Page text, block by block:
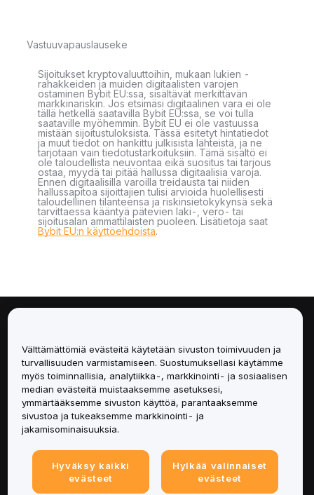
Vastuuvapauslauseke
Sijoitukset kryptovaluuttoihin, mukaan lukien -
rahakkeiden ja muiden digitaalisten varojen
ostaminen Bybit EU:ssa, sisältävät merkittävän
markkinariskin. Jos etsimäsi digitaalinen vara ei ole
tällä hetkellä saatavilla Bybit EU:ssa, se voi tulla
saataville myöhemmin. Bybit EU ei ole vastuussa
mistään sijoitustuloksista. Tässä esitetyt hintatiedot
ja muut tiedot on hankittu julkisista lähteistä, ja ne
tarjotaan vain tiedotustarkoituksiin. Tämä sisältö ei
ole taloudellista neuvontaa eikä suositus tai tarjous
ostaa, myydä tai pitää hallussa digitaalisia varoja.
Ennen digitaalisilla varoilla treidausta tai niiden
hallussapitoa sijoittajien tulisi arvioida huolellisesti
taloudellinen tilanteensa ja riskinsietokykynsä sekä
tarvittaessa kääntyä pätevien laki-, vero- tai
sijoitusalan ammattilaisten puoleen. Lisätietoja saat
Bybit EU:n käyttöehdoista.
Palvelut
Tuki
Tuotteet
Lakiasiat
Välttämättömiä evästeitä käytetään sivuston toimivuuden ja
turvallisuuden varmistamiseen. Suostumuksellasi käytämme
myös toiminnallisia, analytiikka-, markkinointi- ja sosiaalisen
median evästeitä muistaaksemme asetuksesi,
ymmärtääksemme sivuston käyttöä, parantaaksemme
sivustoa ja tukeaksemme markkinointi- ja
jakamisominaisuuksia.
Hyväksy kaikki
evästeet
Hylkää valinnaiset
evästeet